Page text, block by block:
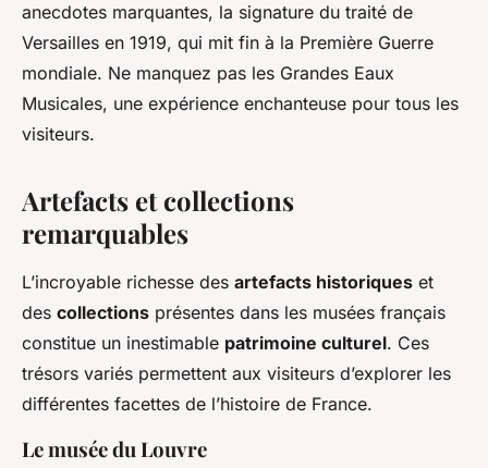
anecdotes marquantes, la signature du traité de
Versailles en 1919, qui mit fin à la Première Guerre
mondiale. Ne manquez pas les Grandes Eaux
Musicales, une expérience enchanteuse pour tous les
visiteurs.
Artefacts et collections
remarquables
L’incroyable richesse des artefacts historiques et
des collections présentes dans les musées français
constitue un inestimable patrimoine culturel. Ces
trésors variés permettent aux visiteurs d’explorer les
différentes facettes de l’histoire de France.
Le musée du Louvre